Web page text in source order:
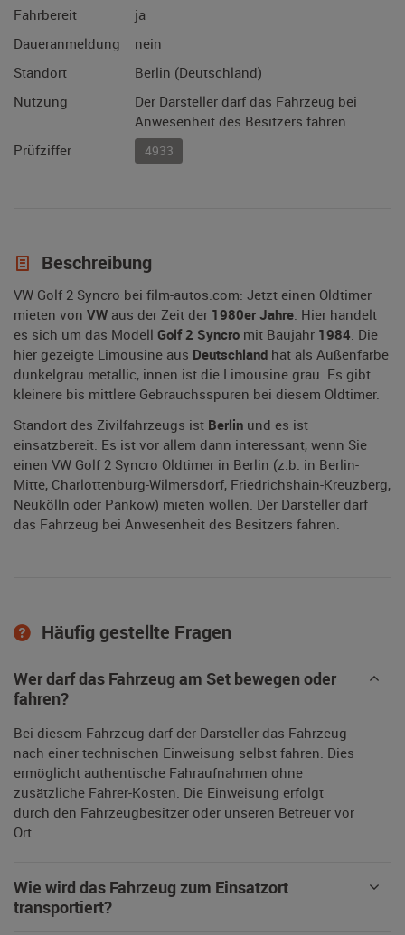
Fahrbereit
ja
Daueranmeldung
nein
Standort
Berlin (Deutschland)
Nutzung
Der Darsteller darf das Fahrzeug bei
Anwesenheit des Besitzers fahren.
Prüfziffer
4933
Beschreibung
VW Golf 2 Syncro bei film-autos.com: Jetzt einen Oldtimer
mieten von VW aus der Zeit der 1980er Jahre. Hier handelt
es sich um das Modell Golf 2 Syncro mit Baujahr 1984. Die
hier gezeigte Limousine aus Deutschland hat als Außenfarbe
dunkelgrau metallic, innen ist die Limousine grau. Es gibt
kleinere bis mittlere Gebrauchsspuren bei diesem Oldtimer.
Standort des Zivilfahrzeugs ist Berlin und es ist
einsatzbereit. Es ist vor allem dann interessant, wenn Sie
einen VW Golf 2 Syncro Oldtimer in Berlin (z.b. in Berlin-
Mitte, Charlottenburg-Wilmersdorf, Friedrichshain-Kreuzberg,
Neukölln oder Pankow) mieten wollen. Der Darsteller darf
das Fahrzeug bei Anwesenheit des Besitzers fahren.
Häufig gestellte Fragen
Wer darf das Fahrzeug am Set bewegen oder
fahren?
Bei diesem Fahrzeug darf der Darsteller das Fahrzeug
nach einer technischen Einweisung selbst fahren. Dies
ermöglicht authentische Fahraufnahmen ohne
zusätzliche Fahrer-Kosten. Die Einweisung erfolgt
durch den Fahrzeugbesitzer oder unseren Betreuer vor
Ort.
Wie wird das Fahrzeug zum Einsatzort
transportiert?